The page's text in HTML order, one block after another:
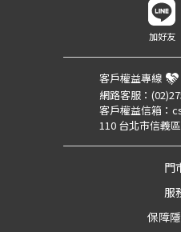
加好友
客戶權益專線
網路客服：
客戶權益信箱：
110 台北市信義
門
服
保障